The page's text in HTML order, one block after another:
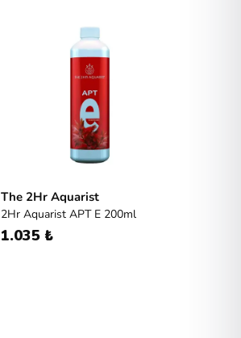
The 2Hr Aquarist
2Hr Aquarist APT E 200ml
1.035 ₺